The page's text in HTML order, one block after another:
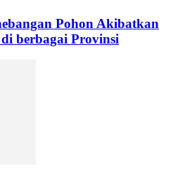
Pohon Akibatkan
berbagai Provinsi